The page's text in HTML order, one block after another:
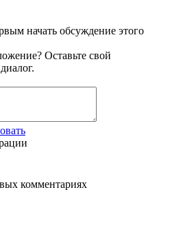
начать обсуждение этого
Оставьте свой
комментариях